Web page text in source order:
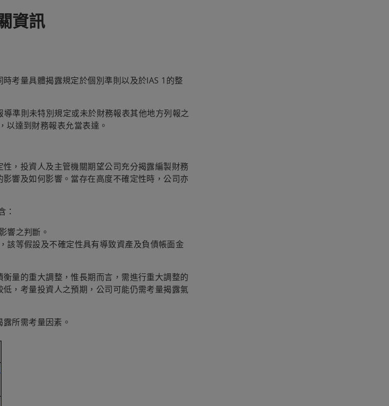
資訊
考量具體揭露規定於個別準則以及於IAS 1的整
準則未特別規定或未於財務報表其他地方列報之
以達到財務報表允當表達。
，投資人及主管機關期望公司充分揭露編製財務
響及如何影響。當存在高度不確定性時，公司亦
：
響之判斷。
該等假設及不確定性具有導致資產及負債帳面金
量的重大調整，惟長期而言，需進行重大調整的
，考量投資人之預期，公司可能仍需考量揭露氣
所需考量因素。